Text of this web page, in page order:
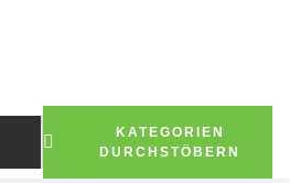
KATEGORIEN
DURCHSTÖBERN